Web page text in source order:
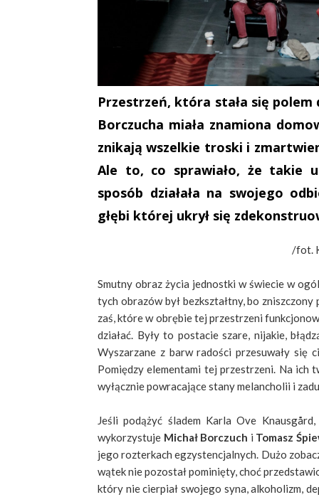
Przestrzeń, która stała się
Borczucha miała znamiona
znikają wszelkie troski i
Ale to, co sprawiało, że takie
sposób działała na swojego
głębi której ukrył się
/fot.
Smutny obraz życia jednostki w świecie w
tych obrazów był bezkształtny, bo
zaś, które w obrębie tej przestrzeni
działać. Były to postacie szare, nijakie,
Wyszarzane z barw radości przesuwały się
Pomiędzy elementami tej przestrzeni. Na ich
wyłącznie powracające stany melancholii i
Jeśli podążyć śladem Karla Ove
wykorzystuje Michał Borczuch i Tomasz
jego rozterkach egzystencjalnych. Dużo
wątek nie pozostał pominięty, choć
który nie cierpiał swojego syna, alkoholizm,